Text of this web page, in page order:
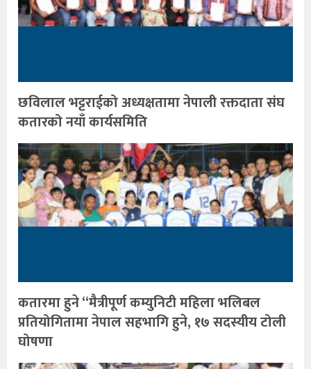
छविलाल भट्टराईको अध्यक्षतामा नेपाली रक्तदाता संघ
कतारको नयाँ कार्यसमिति
कतारमा हुने “मैत्रीपूर्ण कम्युनिटी महिला भलिबल
प्रतियोगितामा नेपाल सहभागि हुने, १७ सदस्यीय टोली
घोषणा